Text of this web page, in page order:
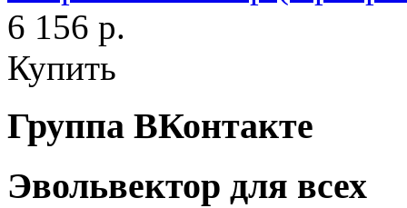
6 156 р.
Купить
Группа ВКонтакте
Эвольвектор для всех